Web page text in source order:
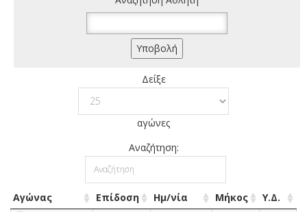
Δείξε
αγώνες
Αναζήτηση:
Αγώνας Επίδοση Ημ/νία Μήκος
Υ.Δ.